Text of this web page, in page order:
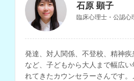
石原 顕子
臨床心理士・公認心
発達、対人関係、不登校、精神
など、子どもから大人まで幅広
れてきたカウンセラーさんです